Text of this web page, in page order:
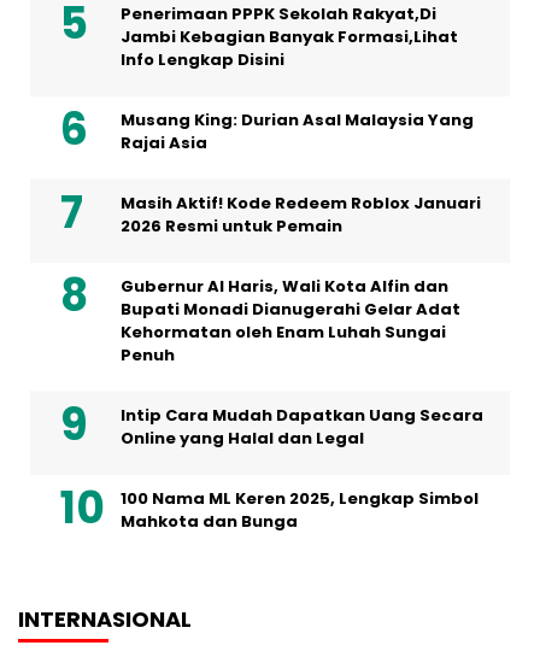
Penerimaan PPPK Sekolah Rakyat,Di
Jambi Kebagian Banyak Formasi,Lihat
Info Lengkap Disini
Musang King: Durian Asal Malaysia Yang
Rajai Asia
Masih Aktif! Kode Redeem Roblox Januari
2026 Resmi untuk Pemain
Gubernur Al Haris, Wali Kota Alfin dan
Bupati Monadi Dianugerahi Gelar Adat
Kehormatan oleh Enam Luhah Sungai
Penuh
Intip Cara Mudah Dapatkan Uang Secara
Online yang Halal dan Legal
100 Nama ML Keren 2025, Lengkap Simbol
Mahkota dan Bunga
INTERNASIONAL